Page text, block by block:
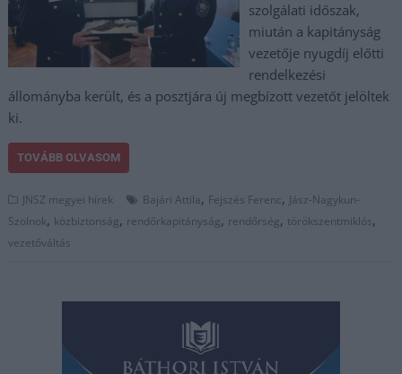
szolgálati időszak,
miután a kapitányság
vezetője nyugdíj előtti
rendelkezési
állományba került, és a posztjára új megbízott vezetőt jelöltek
ki.
TOVÁBB OLVASOM
JNSZ megyei hírek Bajári Attila, Fejszés Ferenc, Jász-Nagykun-
Szolnok, közbiztonság, rendőrkapitányság, rendőrség, törökszentmiklós,
vezetőváltás